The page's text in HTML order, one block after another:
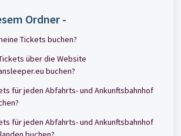
Ordner -
Tickets buchen?
über die Website
buchen?
für jeden Abfahrts- und Ankunftsbahnhof
für jeden Abfahrts- und Ankunftsbahnhof